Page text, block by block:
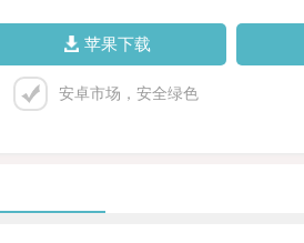
苹果下载
安卓市场，安全绿色